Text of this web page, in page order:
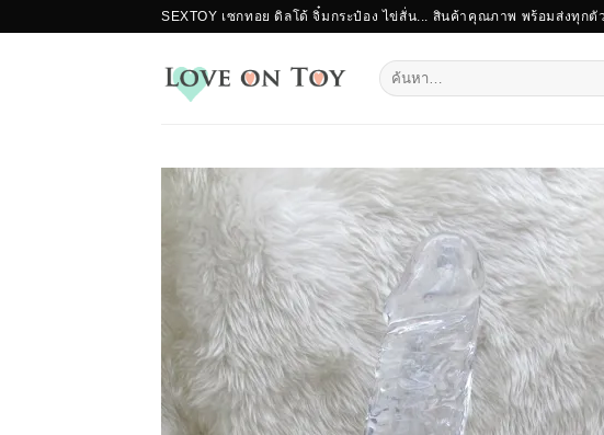
SEXTOY เซกทอย ดิลโด้ จิ๋มกระป๋อง ไข่สั่น... สินค้าคุณภาพ พร้อมส่งทุกตั
ค้นหา: